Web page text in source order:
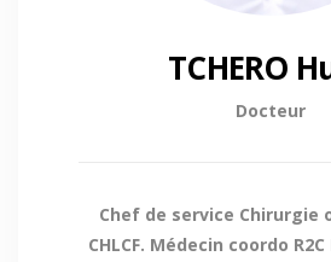
TCHERO
Docteur
Chef de service Chirurgie
CHLCF. Médecin coordo